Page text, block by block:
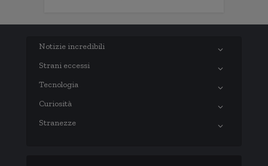
Notizie incredibili
Strani eccessi
Tecnologia
Curiosità
Stranezze